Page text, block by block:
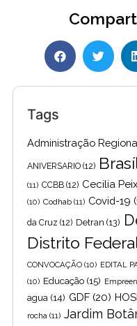
Tags
Administração
ANIVERSARIO (12)
(11) CCBB (12) Cecilia
(10) Codhab (11) Covid-19
da Cruz (12) Detran (13)
Distrito
CONVOCAÇÃO (10) EDITAL
(10) Educação (15)
agua (14) GDF (20)
rocha (11) Jardim